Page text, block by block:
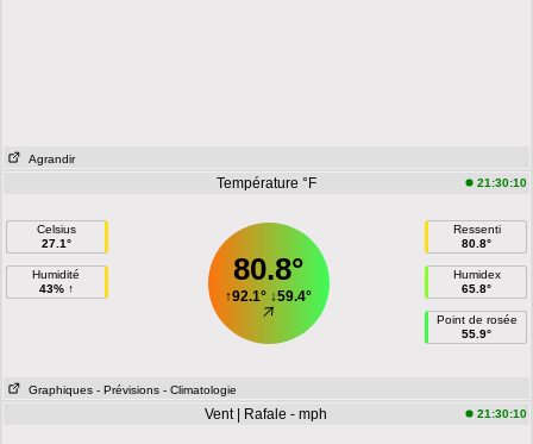
Agrandir
Température °F 21:30:10
Celsius
27.1°
Humidité
43% ↑
80.8°
↑92.1° ↓59.4°
Ressenti
80.8°
Humidex
65.8°
Point de rosée
55.9°
Graphiques - Prévisions - Climatologie
Vent | Rafale - mph 21:30:10